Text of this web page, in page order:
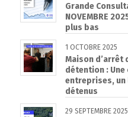
Grande
NOVEMBRE
plus bas
1 OCTOBRE 2025
Maison d’arrêt
détention :
entreprises, un
détenus
29 SEPTEMBRE 2025